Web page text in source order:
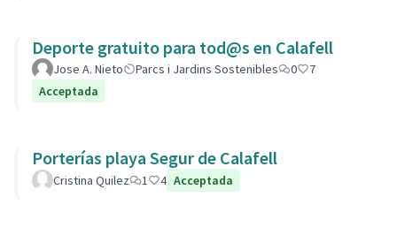
Deporte gratuito para tod@s en Calafell
Jose A. Nieto Parcs i Jardins Sostenibles 0
7
Acceptada
Porterías playa Segur de Calafell
Cristina Quilez 1 4 Acceptada